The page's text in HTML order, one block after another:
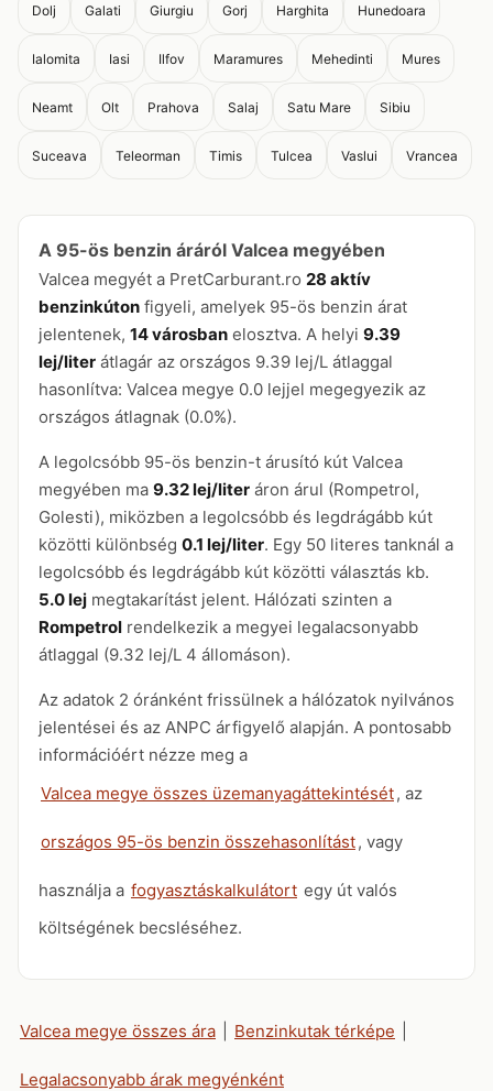
Dolj Galati Giurgiu Gorj Harghita Hunedoara
Ialomita Iasi Ilfov Maramures Mehedinti Mures
Neamt Olt Prahova Salaj Satu Mare Sibiu
Suceava Teleorman Timis Tulcea Vaslui Vrancea
A 95-ös benzin áráról Valcea megyében
Valcea megyét a PretCarburant.ro 28 aktív
benzinkúton figyeli, amelyek 95-ös benzin árat
jelentenek, 14 városban elosztva. A helyi 9.39
lej/liter átlagár az országos 9.39 lej/L átlaggal
hasonlítva: Valcea megye 0.0 lejjel megegyezik az
országos átlagnak (0.0%).
A legolcsóbb 95-ös benzin-t árusító kút Valcea
megyében ma 9.32 lej/liter áron árul (Rompetrol,
Golesti), miközben a legolcsóbb és legdrágább kút
közötti különbség 0.1 lej/liter. Egy 50 literes tanknál a
legolcsóbb és legdrágább kút közötti választás kb.
5.0 lej megtakarítást jelent. Hálózati szinten a
Rompetrol rendelkezik a megyei legalacsonyabb
átlaggal (9.32 lej/L 4 állomáson).
Az adatok 2 óránként frissülnek a hálózatok nyilvános
jelentései és az ANPC árfigyelő alapján. A pontosabb
információért nézze meg a
Valcea megye összes üzemanyagáttekintését, az
országos 95-ös benzin összehasonlítást, vagy
használja a fogyasztáskalkulátort egy út valós
költségének becsléséhez.
Valcea megye összes ára Benzinkutak térképe
Legalacsonyabb árak megyénként